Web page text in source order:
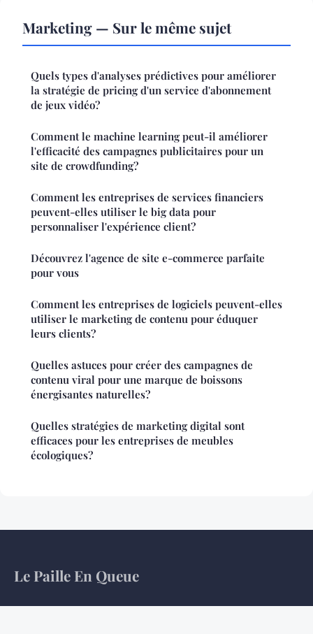
Marketing — Sur le même sujet
Quels types d'analyses prédictives pour améliorer
la stratégie de pricing d'un service d'abonnement
de jeux vidéo?
Comment le machine learning peut-il améliorer
l'efficacité des campagnes publicitaires pour un
site de crowdfunding?
Comment les entreprises de services financiers
peuvent-elles utiliser le big data pour
personnaliser l'expérience client?
Découvrez l'agence de site e-commerce parfaite
pour vous
Comment les entreprises de logiciels peuvent-elles
utiliser le marketing de contenu pour éduquer
leurs clients?
Quelles astuces pour créer des campagnes de
contenu viral pour une marque de boissons
énergisantes naturelles?
Quelles stratégies de marketing digital sont
efficaces pour les entreprises de meubles
écologiques?
Le Paille En Queue